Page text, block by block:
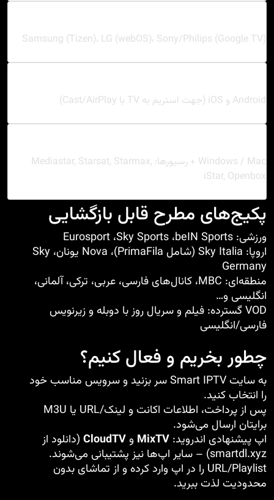
Samsung (Tizen)، LG (webOS)، Sony/Philips (Google TV)
Android و iOS (جهت استریم به TV با Cast/AirPlay)
Windows / Mac + رسیورها: Mediastar, Starsat, Starmax,
iStar, Openbox
پکیج‌های مطرح قابل بازگشایی
ورزشی: beIN Sports، Sky Sports، Eurosport
اروپا: Sky Italia (شامل PrimaFila)، Nova یونان، Sky
Germany
منطقه‌ای: MBC، کانال‌های فارسی، عربی، ترکی، آلمانی،
انگلیسی و…
VOD گسترده: فیلم و سریال روز با دوبله و زیرنویس
فارسی/انگلیسی
چطور بخریم و فعال کنیم؟
به سایت Smart IPTVسر بزنید و سرویس مناسب خود
را انتخاب کنید.
پس از پرداخت، اطلاعات اکانت و لینک/URL یا M3U
برایتان ارسال می‌شود.
اپ پیشنهادی اندروید: MixTV و CloudTV (دانلود از
smartdl.xyz) – سایر اپ‌ها نیز پشتیبانی می‌شوند.
URL/Playlist را در اپ وارد کرده و از تماشای بدون
محدودیت لذت ببرید.